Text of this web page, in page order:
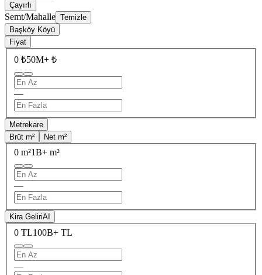
Çayırlı
Semt/Mahalle Temizle
Başköy Köyü
Fiyat
0 ₺50M+ ₺
—
Metrekare
Brüt m²
Net m²
0 m²1B+ m²
—
Kira GeliriAI
0 TL100B+ TL
—